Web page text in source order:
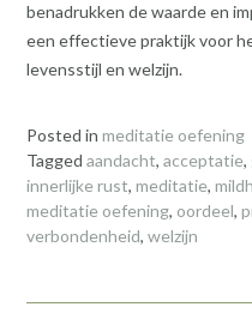
benadrukken de waarde en
een effectieve praktijk voor
levensstijl en welzijn.
Posted in meditatie oefening
Tagged aandacht, acceptatie,
innerlijke rust, meditatie,
meditatie oefening, oordeel,
verbondenheid, welzijn